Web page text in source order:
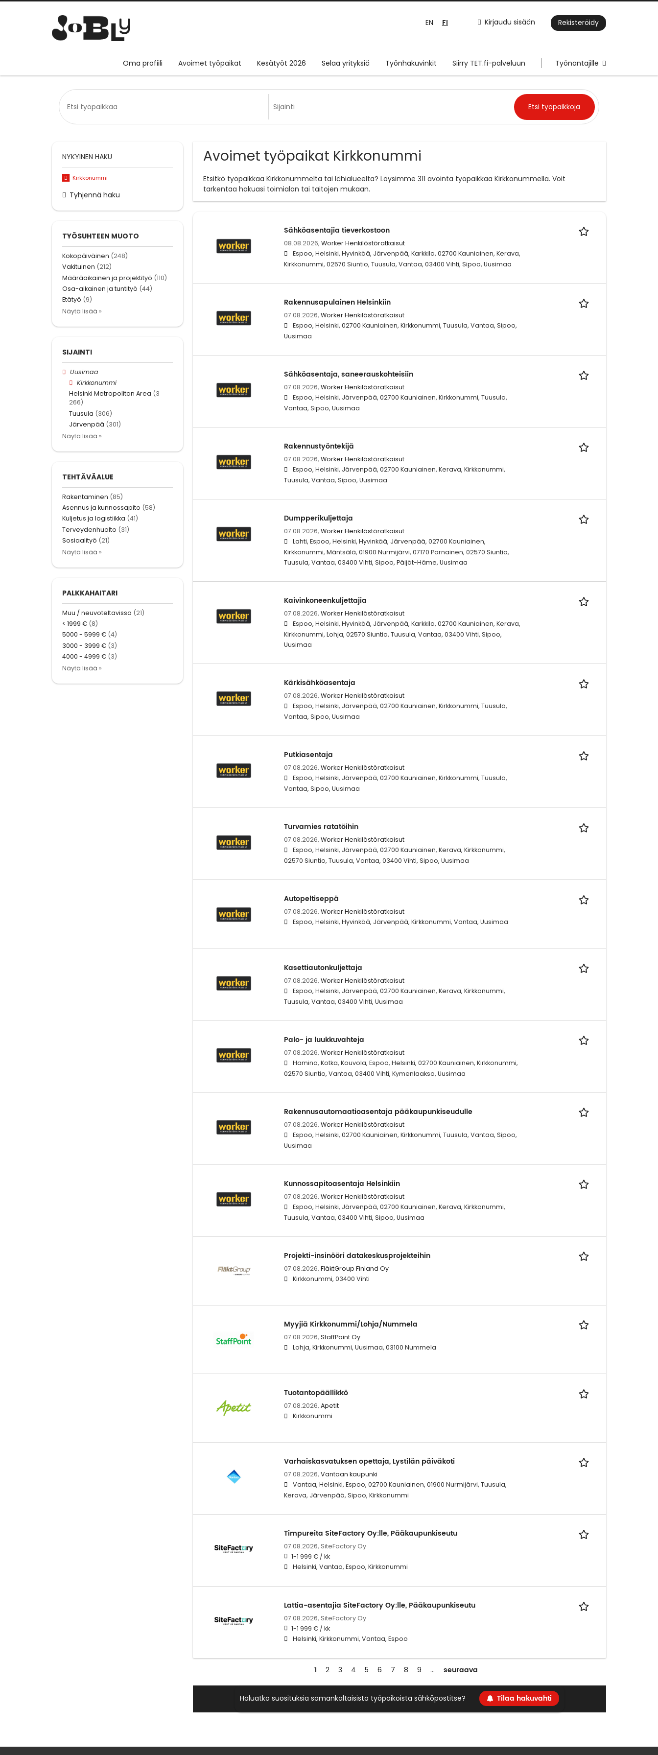
Kirjaudu sisään Rekisteröidy
EN FI
Oma profiili Avoimet työpaikat Kesätyöt 2026 Selaa yrityksiä Työnhakuvinkit Siirry TET.fi-palveluun Työnantajille
Avoimet työpaikat Kirkkonummi
Etsitkö työpaikkaa Kirkkonummelta tai lähialueelta? Löysimme 311 avointa työpaikkaa Kirkkonummella. Voit
tarkentaa hakuasi toimialan tai taitojen mukaan.
Sähköasentajia tieverkostoon
08.08.2026, Worker Henkilöstöratkaisut
Espoo, Helsinki, Hyvinkää, Järvenpää, Karkkila, 02700 Kauniainen, Kerava,
Kirkkonummi, 02570 Siuntio, Tuusula, Vantaa, 03400 Vihti, Sipoo, Uusimaa
Rakennusapulainen Helsinkiin
07.08.2026, Worker Henkilöstöratkaisut
Espoo, Helsinki, 02700 Kauniainen, Kirkkonummi, Tuusula, Vantaa, Sipoo,
Uusimaa
Sähköasentaja, saneerauskohteisiin
07.08.2026, Worker Henkilöstöratkaisut
Espoo, Helsinki, Järvenpää, 02700 Kauniainen, Kirkkonummi, Tuusula,
Vantaa, Sipoo, Uusimaa
Rakennustyöntekijä
07.08.2026, Worker Henkilöstöratkaisut
Espoo, Helsinki, Järvenpää, 02700 Kauniainen, Kerava, Kirkkonummi,
Tuusula, Vantaa, Sipoo, Uusimaa
Dumpperikuljettaja
07.08.2026, Worker Henkilöstöratkaisut
Lahti, Espoo, Helsinki, Hyvinkää, Järvenpää, 02700 Kauniainen,
Kirkkonummi, Mäntsälä, 01900 Nurmijärvi, 07170 Pornainen, 02570 Siuntio,
Tuusula, Vantaa, 03400 Vihti, Sipoo, Päijät-Häme, Uusimaa
Kaivinkoneenkuljettajia
07.08.2026, Worker Henkilöstöratkaisut
Espoo, Helsinki, Hyvinkää, Järvenpää, Karkkila, 02700 Kauniainen, Kerava,
Kirkkonummi, Lohja, 02570 Siuntio, Tuusula, Vantaa, 03400 Vihti, Sipoo,
Uusimaa
Kärkisähköasentaja
07.08.2026, Worker Henkilöstöratkaisut
Espoo, Helsinki, Järvenpää, 02700 Kauniainen, Kirkkonummi, Tuusula,
Vantaa, Sipoo, Uusimaa
Putkiasentaja
07.08.2026, Worker Henkilöstöratkaisut
Espoo, Helsinki, Järvenpää, 02700 Kauniainen, Kirkkonummi, Tuusula,
Vantaa, Sipoo, Uusimaa
Turvamies ratatöihin
07.08.2026, Worker Henkilöstöratkaisut
Espoo, Helsinki, Järvenpää, 02700 Kauniainen, Kerava, Kirkkonummi,
02570 Siuntio, Tuusula, Vantaa, 03400 Vihti, Sipoo, Uusimaa
Autopeltiseppä
07.08.2026, Worker Henkilöstöratkaisut
Espoo, Helsinki, Hyvinkää, Järvenpää, Kirkkonummi, Vantaa, Uusimaa
Kasettiautonkuljettaja
07.08.2026, Worker Henkilöstöratkaisut
Espoo, Helsinki, Järvenpää, 02700 Kauniainen, Kerava, Kirkkonummi,
Tuusula, Vantaa, 03400 Vihti, Uusimaa
Palo- ja luukkuvahteja
07.08.2026, Worker Henkilöstöratkaisut
Hamina, Kotka, Kouvola, Espoo, Helsinki, 02700 Kauniainen, Kirkkonummi,
02570 Siuntio, Vantaa, 03400 Vihti, Kymenlaakso, Uusimaa
Rakennusautomaatioasentaja pääkaupunkiseudulle
07.08.2026, Worker Henkilöstöratkaisut
Espoo, Helsinki, 02700 Kauniainen, Kirkkonummi, Tuusula, Vantaa, Sipoo,
Uusimaa
Kunnossapitoasentaja Helsinkiin
07.08.2026, Worker Henkilöstöratkaisut
Espoo, Helsinki, Järvenpää, 02700 Kauniainen, Kerava, Kirkkonummi,
Tuusula, Vantaa, 03400 Vihti, Sipoo, Uusimaa
Projekti-insinööri datakeskusprojekteihin
07.08.2026, FläktGroup Finland Oy
Kirkkonummi, 03400 Vihti
Myyjiä Kirkkonummi/Lohja/Nummela
07.08.2026, StaffPoint Oy
Lohja, Kirkkonummi, Uusimaa, 03100 Nummela
Tuotantopäällikkö
07.08.2026, Apetit
Kirkkonummi
Varhaiskasvatuksen opettaja, Lystilän päiväkoti
07.08.2026, Vantaan kaupunki
Vantaa, Helsinki, Espoo, 02700 Kauniainen, 01900 Nurmijärvi, Tuusula,
Kerava, Järvenpää, Sipoo, Kirkkonummi
Timpureita SiteFactory Oy:lle, Pääkaupunkiseutu
07.08.2026, SiteFactory Oy
1-1 999 € / kk
Helsinki, Vantaa, Espoo, Kirkkonummi
Lattia-asentajia SiteFactory Oy:lle, Pääkaupunkiseutu
07.08.2026, SiteFactory Oy
1-1 999 € / kk
Helsinki, Kirkkonummi, Vantaa, Espoo
1 2 3 4 5 6 7 8 9 … seuraava
Haluatko suosituksia samankaltaisista työpaikoista sähköpostitse? Tilaa hakuvahti
NYKYINEN HAKU
Kirkkonummi
Tyhjennä haku
TYÖSUHTEEN MUOTO
Kokopäiväinen (248)
Vakituinen (212)
Määräaikainen ja projektityö (110)
Osa-aikainen ja tuntityö (44)
Etätyö (9)
Näytä lisää »
SIJAINTI
Uusimaa
Kirkkonummi
Helsinki Metropolitan Area (3
266)
Tuusula (306)
Järvenpää (301)
Näytä lisää »
TEHTÄVÄALUE
Rakentaminen (85)
Asennus ja kunnossapito (58)
Kuljetus ja logistiikka (41)
Terveydenhuolto (31)
Sosiaalityö (21)
Näytä lisää »
PALKKAHAITARI
Muu / neuvoteltavissa (21)
< 1999 € (8)
5000 - 5999 € (4)
3000 - 3999 € (3)
4000 - 4999 € (3)
Näytä lisää »